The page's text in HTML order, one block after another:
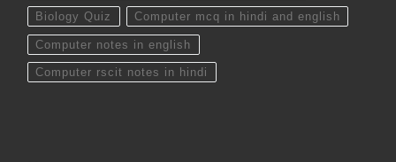
Biology Quiz Computer mcq in hindi and english
Computer notes in english
Computer rscit notes in hindi